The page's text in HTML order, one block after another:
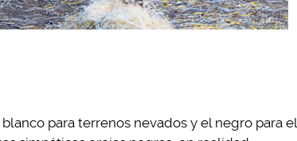
para terrenos nevados y el negro para el